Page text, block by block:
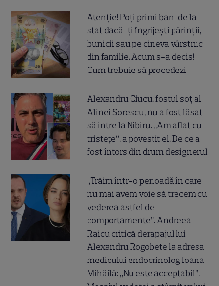
Atenție! Poți primi bani de la
stat dacă-ți îngrijești părinții,
bunicii sau pe cineva vârstnic
din familie. Acum s-a decis!
Cum trebuie să procedezi
Alexandru Ciucu, fostul soț al
Alinei Sorescu, nu a fost lăsat
să intre la Nibiru. „Am aflat cu
tristețe”, a povestit el. De ce a
fost întors din drum designerul
„Trăim într-o perioadă în care
nu mai avem voie să trecem cu
vederea astfel de
comportamente”. Andreea
Raicu critică derapajul lui
Alexandru Rogobete la adresa
medicului endocrinolog Ioana
Mihăilă: „Nu este acceptabil”.